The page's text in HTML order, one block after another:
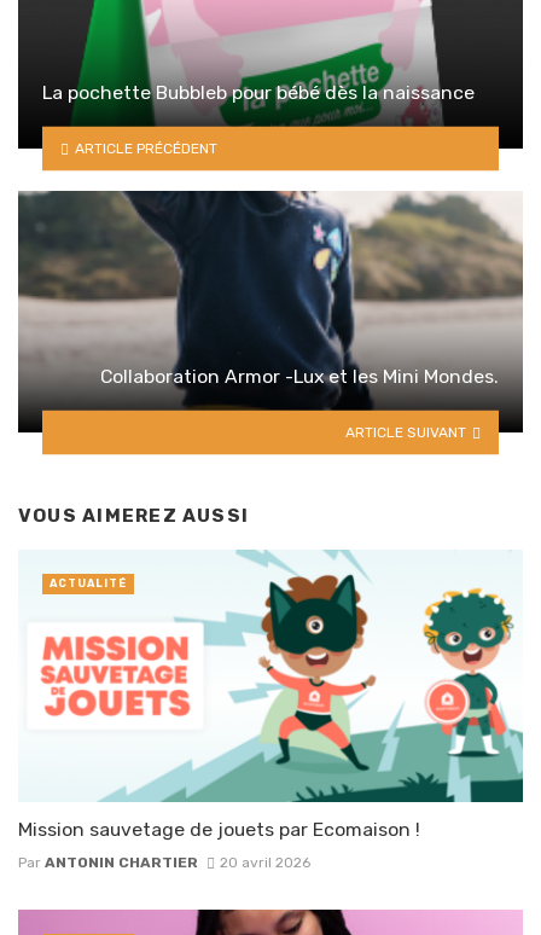
La pochette Bubbleb pour bébé dès la naissance
ARTICLE PRÉCÉDENT
Collaboration Armor -Lux et les Mini Mondes.
ARTICLE SUIVANT
VOUS AIMEREZ AUSSI
Mission sauvetage de jouets par Ecomaison !
Par ANTONIN CHARTIER 20 avril 2026
ACTUALITÉ